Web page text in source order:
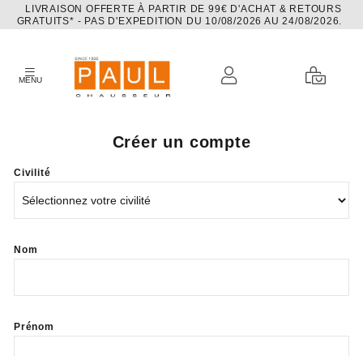
LIVRAISON OFFERTE À PARTIR DE 99€ D'ACHAT & RETOURS
GRATUITS* - PAS D'EXPEDITION DU 10/08/2026 AU 24/08/2026.
MENU
Créer un compte
Civilité
Nom
Prénom